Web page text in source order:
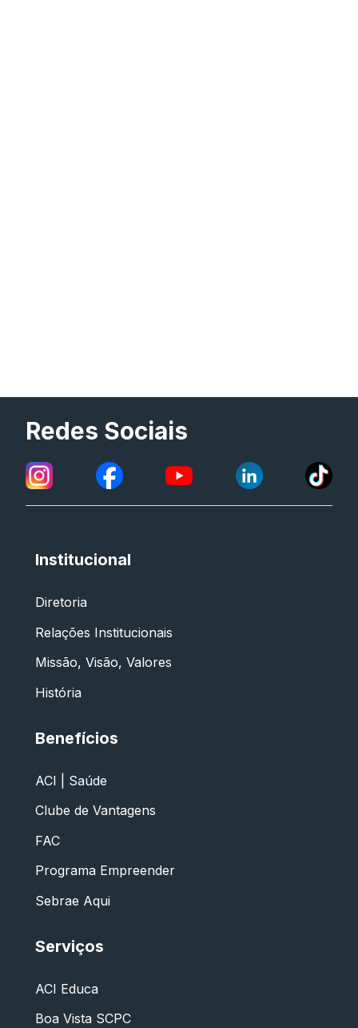
Redes Sociais
Institucional
Diretoria
Relações Institucionais
Missão, Visão, Valores
História
Benefícios
ACI | Saúde
Clube de Vantagens
FAC
Programa Empreender
Sebrae Aqui
Serviços
ACI Educa
Boa Vista SCPC